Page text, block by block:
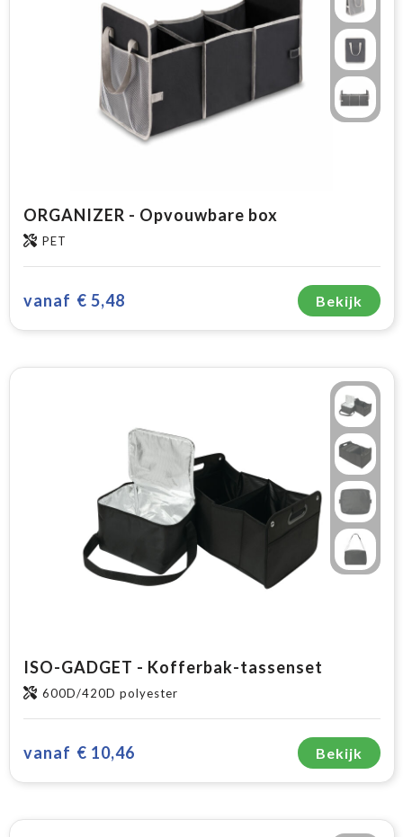
ORGANIZER - Opvouwbare box
PET
vanaf € 5,48 Bekijk
ISO-GADGET - Kofferbak-tassenset
600D/420D polyester
vanaf € 10,46 Bekijk